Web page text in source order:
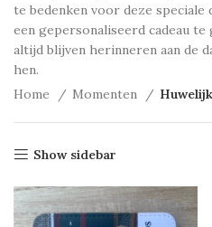
te bedenken voor deze speciale
een gepersonaliseerd cadeau te
altijd blijven herinneren aan de
hen.
Home
Momenten Huwelijk
Show sidebar